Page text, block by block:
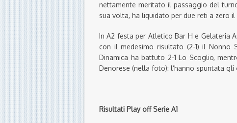
nettamente meritato il passaggio del
sua volta, ha liquidato per due reti a zero il
In A2 festa per Atletico Bar H e Gelateria
con il medesimo risultato (2-1) il Nonno
Dinamica ha battuto 2-1 Lo Scoglio,
Denorese (nella foto): l’hanno spuntata
Risultati Play off Serie A1